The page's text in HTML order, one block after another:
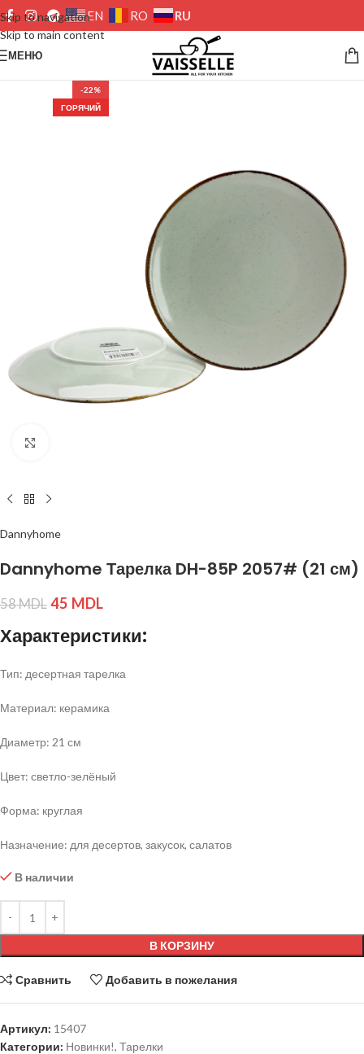
Skip to navigation
Skip to main content
EN RO RU
МЕНЮ
-22%
ГОРЯЧИЙ
Dannyhome
Dannyhome Тарелка DH-85P 2057# (21 см)
58MDL 45 MDL
Характеристики:
Тип: десертная тарелка
Материал: керамика
Диаметр: 21 см
Цвет: светло-зелёный
Форма: круглая
Назначение: для десертов, закусок, салатов
В наличии
В КОРЗИНУ
Сравнить Добавить в пожелания
Артикул: 15407
Категории: Новинки!, Тарелки